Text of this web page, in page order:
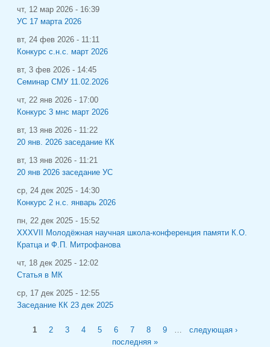
чт, 12 мар 2026 - 16:39
УС 17 марта 2026
вт, 24 фев 2026 - 11:11
Конкурс с.н.с. март 2026
вт, 3 фев 2026 - 14:45
Семинар СМУ 11.02.2026
чт, 22 янв 2026 - 17:00
Конкурс 3 мнс март 2026
вт, 13 янв 2026 - 11:22
20 янв. 2026 заседание КК
вт, 13 янв 2026 - 11:21
20 янв 2026 заседание УС
ср, 24 дек 2025 - 14:30
Конкурс 2 н.с. январь 2026
пн, 22 дек 2025 - 15:52
XXXVII Молодёжная научная школа-конференция памяти К.О.
Кратца и Ф.П. Митрофанова
чт, 18 дек 2025 - 12:02
Статья в МК
ср, 17 дек 2025 - 12:55
Заседание КК 23 дек 2025
Страницы
1 2 3 4 5 6 7 8 9
следующая ›
последняя »